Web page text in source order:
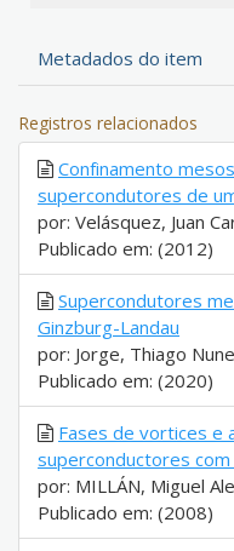
Metadados do item
Registros relacionados
Confinamento
supercondutores de
por: Velásquez, Juan
Publicado em: (2012)
Supercondutores
Ginzburg-Landau
por: Jorge, Thiago
Publicado em: (2020)
Fases de vortices e
superconductores
por: MILLÁN, Miguel
Publicado em: (2008)